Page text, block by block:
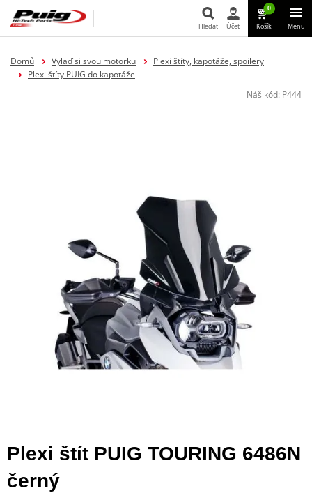
Hledat
Hledat Účet
0
Košík Menu
Domů Vylaď si svou motorku
Plexi štíty, kapotáže, spoilery
Plexi štíty PUIG do kapotáže
Náš kód: P444
Plexi štít PUIG TOURING 6486N
černý